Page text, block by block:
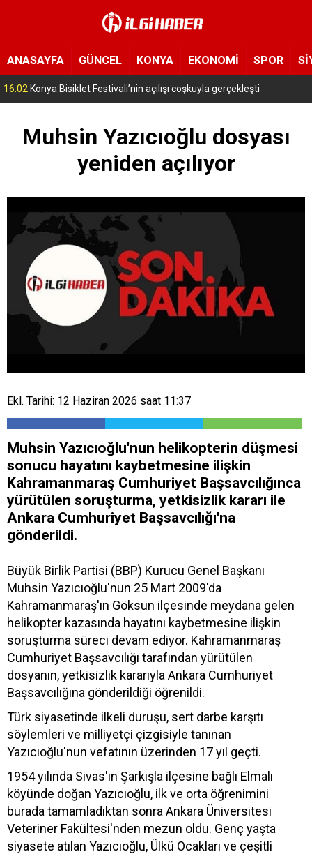
ANASAYFA GÜNCEL KONYA EKONOMİ SPOR
15:11 Konya’da zabıta ve polis sahada! Toplu taşıma araçları tek tek denetleniyor
Muhsin Yazıcıoğlu dosyası
yeniden açılıyor
Ekl. Tarihi: 12 Haziran 2026 saat 11:37
Muhsin Yazıcıoğlu'nun helikopterin düşmesi
sonucu hayatını kaybetmesine ilişkin
Kahramanmaraş Cumhuriyet Başsavcılığınca
yürütülen soruşturma, yetkisizlik kararı ile
Ankara Cumhuriyet Başsavcılığı'na
gönderildi.
Büyük Birlik Partisi (BBP) Kurucu Genel Başkanı
Muhsin Yazıcıoğlu'nun 25 Mart 2009'da
Kahramanmaraş'ın Göksun ilçesinde meydana gelen
helikopter kazasında hayatını kaybetmesine ilişkin
soruşturma süreci devam ediyor. Kahramanmaraş
Cumhuriyet Başsavcılığı tarafından yürütülen
dosyanın, yetkisizlik kararıyla Ankara Cumhuriyet
Başsavcılığına gönderildiği öğrenildi.
Türk siyasetinde ilkeli duruşu, sert darbe karşıtı
söylemleri ve milliyetçi çizgisiyle tanınan
Yazıcıoğlu'nun vefatının üzerinden 17 yıl geçti.
1954 yılında Sivas'ın Şarkışla ilçesine bağlı Elmalı
köyünde doğan Yazıcıoğlu, ilk ve orta öğrenimini
burada tamamladıktan sonra Ankara Üniversitesi
Veteriner Fakültesi'nden mezun oldu. Genç yaşta
siyasete atılan Yazıcıoğlu, Ülkü Ocakları ve çeşitli